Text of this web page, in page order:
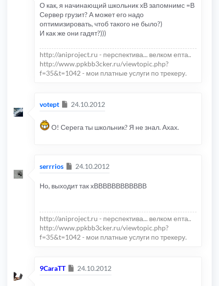
О как, я начинающий школьник хВ запомнимс =В
Сервер грузит? А может его надо
оптимизировать, чтоб такого не было?)
И как же они гадят?)))
http://aniproject.ru - перспектива... велком епта..
http://www.ppkbb3cker.ru/viewtopic.php?
f=35&t=1042 - мои платные услуги по трекеру.
votept Сообщение
24.10.2012
О! Серега ты школьник? Я не знал. Ахах.
serrrios Сообщение
24.10.2012
Но, выходит так хВВВВВВВВВВВВ
http://aniproject.ru - перспектива... велком епта..
http://www.ppkbb3cker.ru/viewtopic.php?
f=35&t=1042 - мои платные услуги по трекеру.
9CaraTT Сообщение
24.10.2012